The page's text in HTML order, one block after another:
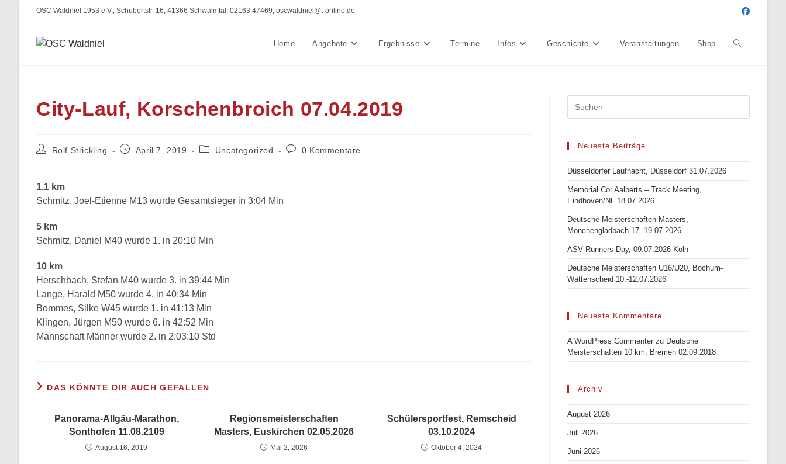
OSC Waldniel 1953 e.V., Schubertstr. 16, 41366 Schwalmtal, 02163 47469, oscwaldniel@t-online.de
Home Angebote Ergebnisse Termine Infos Geschichte Veranstaltungen Shop Website-
City-Lauf, Korschenbroich 07.04.2019
Beitrags-
Rolf Strickling
BeitragApril 7, 2019
Beitrags-
Uncategorized
Beitrags-
0 Kommentare
1,1 km
Schmitz, Joel-Etienne M13 wurde Gesamtsieger in 3:04 Min
5 km
Schmitz, Daniel M40 wurde 1. in 20:10 Min
10 km
Herschbach, Stefan M40 wurde 3. in 39:44 Min
Lange, Harald M50 wurde 4. in 40:34 Min
Bommes, Silke W45 wurde 1. in 41:13 Min
Klingen, Jürgen M50 wurde 6. in 42:52 Min
Mannschaft Männer wurde 2. in 2:03:10 Std
DAS KÖNNTE DIR AUCH GEFALLEN
Panorama-Allgäu-Marathon,
Sonthofen 11.08.2109
August 16, 2019
Regionsmeisterschaften
Masters, Euskirchen 02.05.2026
Mai 2, 2026
Schülersportfest, Remscheid
03.10.2024
Oktober 4, 2024
Neueste Beiträge
Düsseldorfer Laufnacht, Düsseldorf 31.07.2026
Memorial Cor Aalberts – Track Meeting,
Eindhoven/NL 18.07.2026
Deutsche Meisterschaften Masters,
Mönchengladbach 17.-19.07.2026
ASV Runners Day, 09.07.2026 Köln
Deutsche Meisterschaften U16/U20, Bochum-
Wattenscheid 10.-12.07.2026
Neueste Kommentare
A WordPress Commenter zu Deutsche
Meisterschaften 10 km, Bremen 02.09.2018
Archiv
August 2026
Juli 2026
Juni 2026